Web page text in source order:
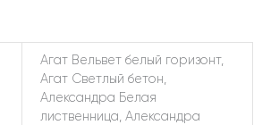
Агат Вельвет белый горизонт,
Агат Светлый бетон,
Александра Белая
лиственница, Александра